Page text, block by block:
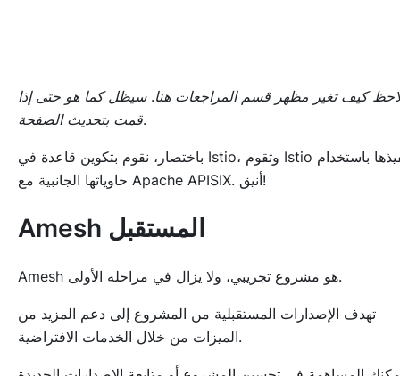
كيف تغير مظهر قسم المراجعات هنا. سيظل كما هو حتى إذا
قمت بتحديث الصفحة.
باختصار، نقوم بتكوين قاعدة في Istio، وتقوم Istio بتنفيذها باستخدام
حاوياتها الجانبية مع Apache APISIX. أنيق!
Amesh المستقبل
Amesh هو مشروع تجريبي، ولا يزال في مراحله الأولى.
تهدف الإصدارات المستقبلية من المشروع إلى دعم المزيد من
الميزات من خلال الخدمات الافتراضية.